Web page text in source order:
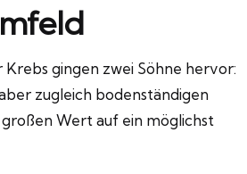
Krebs gingen zwei Söhne hervor:
zugleich bodenständigen
Wert auf ein möglichst